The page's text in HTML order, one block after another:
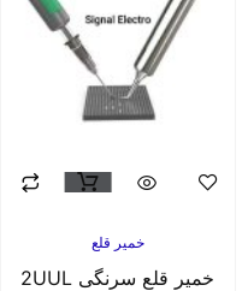
خمیر قلع
خمیر قلع سرنگی 2UUL